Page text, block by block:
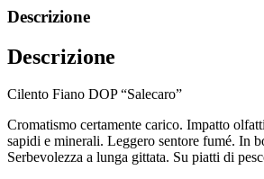
Descrizione
Descrizione
Cilento Fiano DOP “Salecaro”
Cromatismo certamente carico. Impatto
sapidi e minerali. Leggero sentore fumé. In
Serbevolezza a lunga gittata. Su piatti di